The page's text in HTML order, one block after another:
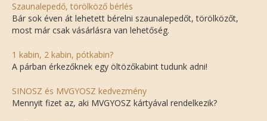
Szaunalepedő, törölköző bérlés
Bár sok éven át lehetett bérelni szaunalepedőt, törölközőt,
most már csak vásárlásra van lehetőség.
1 kabin, 2 kabin, pótkabin?
A párban érkezőknek egy öltözőkabint tudunk adni!
SINOSZ és MVGYOSZ kedvezmény
Mennyit fizet az, aki MVGYOSZ kártyával rendelkezik?